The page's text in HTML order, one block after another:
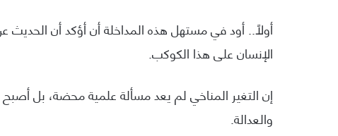
أولًا.. أود في مستهل هذه المداخلة أن أؤكد أن الحديث
الإنسان على هذا الكوكب.
إن التغير المناخي لم يعد مسألة علمية محضة، بل
والعدالة.